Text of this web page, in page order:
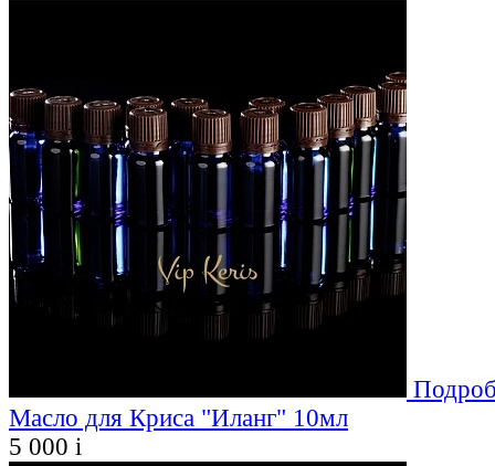
Масло для Криса "Иланг" 10мл
5 000 i